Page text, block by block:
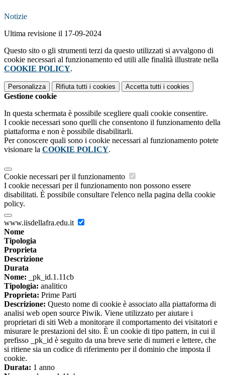
Notizie
Ultima revisione il 17-09-2024
Questo sito o gli strumenti terzi da questo utilizzati si avvalgono di
cookie necessari al funzionamento ed utili alle finalità illustrate nella
COOKIE POLICY.
Personalizza Rifiuta tutti i cookies Accetta tutti i cookies
Gestione cookie
In questa schermata è possibile scegliere quali cookie consentire.
I cookie necessari sono quelli che consentono il funzionamento della
piattaforma e non è possibile disabilitarli.
Per conoscere quali sono i cookie necessari al funzionamento potete
visionare la COOKIE POLICY.
Cookie necessari per il funzionamento
I cookie necessari per il funzionamento non possono essere
disabilitati. È possibile consultare l'elenco nella pagina della cookie
policy.
www.iisdellafra.edu.it
Nome
Tipologia
Proprieta
Descrizione
Durata
Nome: _pk_id.1.11cb
Tipologia: analitico
Proprieta: Prime Parti
Descrizione: Questo nome di cookie è associato alla piattaforma di
analisi web open source Piwik. Viene utilizzato per aiutare i
proprietari di siti Web a monitorare il comportamento dei visitatori e
misurare le prestazioni del sito. È un cookie di tipo pattern, in cui il
prefisso _pk_id è seguito da una breve serie di numeri e lettere, che
si ritiene sia un codice di riferimento per il dominio che imposta il
cookie.
Durata: 1 anno